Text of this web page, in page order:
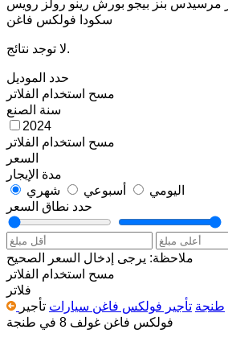
سكودا فولكس فاغن
لا توجد نتائج.
حدد الموديل
مسح استخدام الفلاتر
سنة الصنع
2024
مسح استخدام الفلاتر
السعر
مدة الإيجار
اليومي
أسبوعي
شهري
حدد نطاق السعر
ملاحظة: يرجى إدخال السعر الصحيح
مسح استخدام الفلاتر
فلاتر
طنجة تأجير فولكس فاغن سيارات تأجير
فولكس فاغن غولف 8 في طنجة